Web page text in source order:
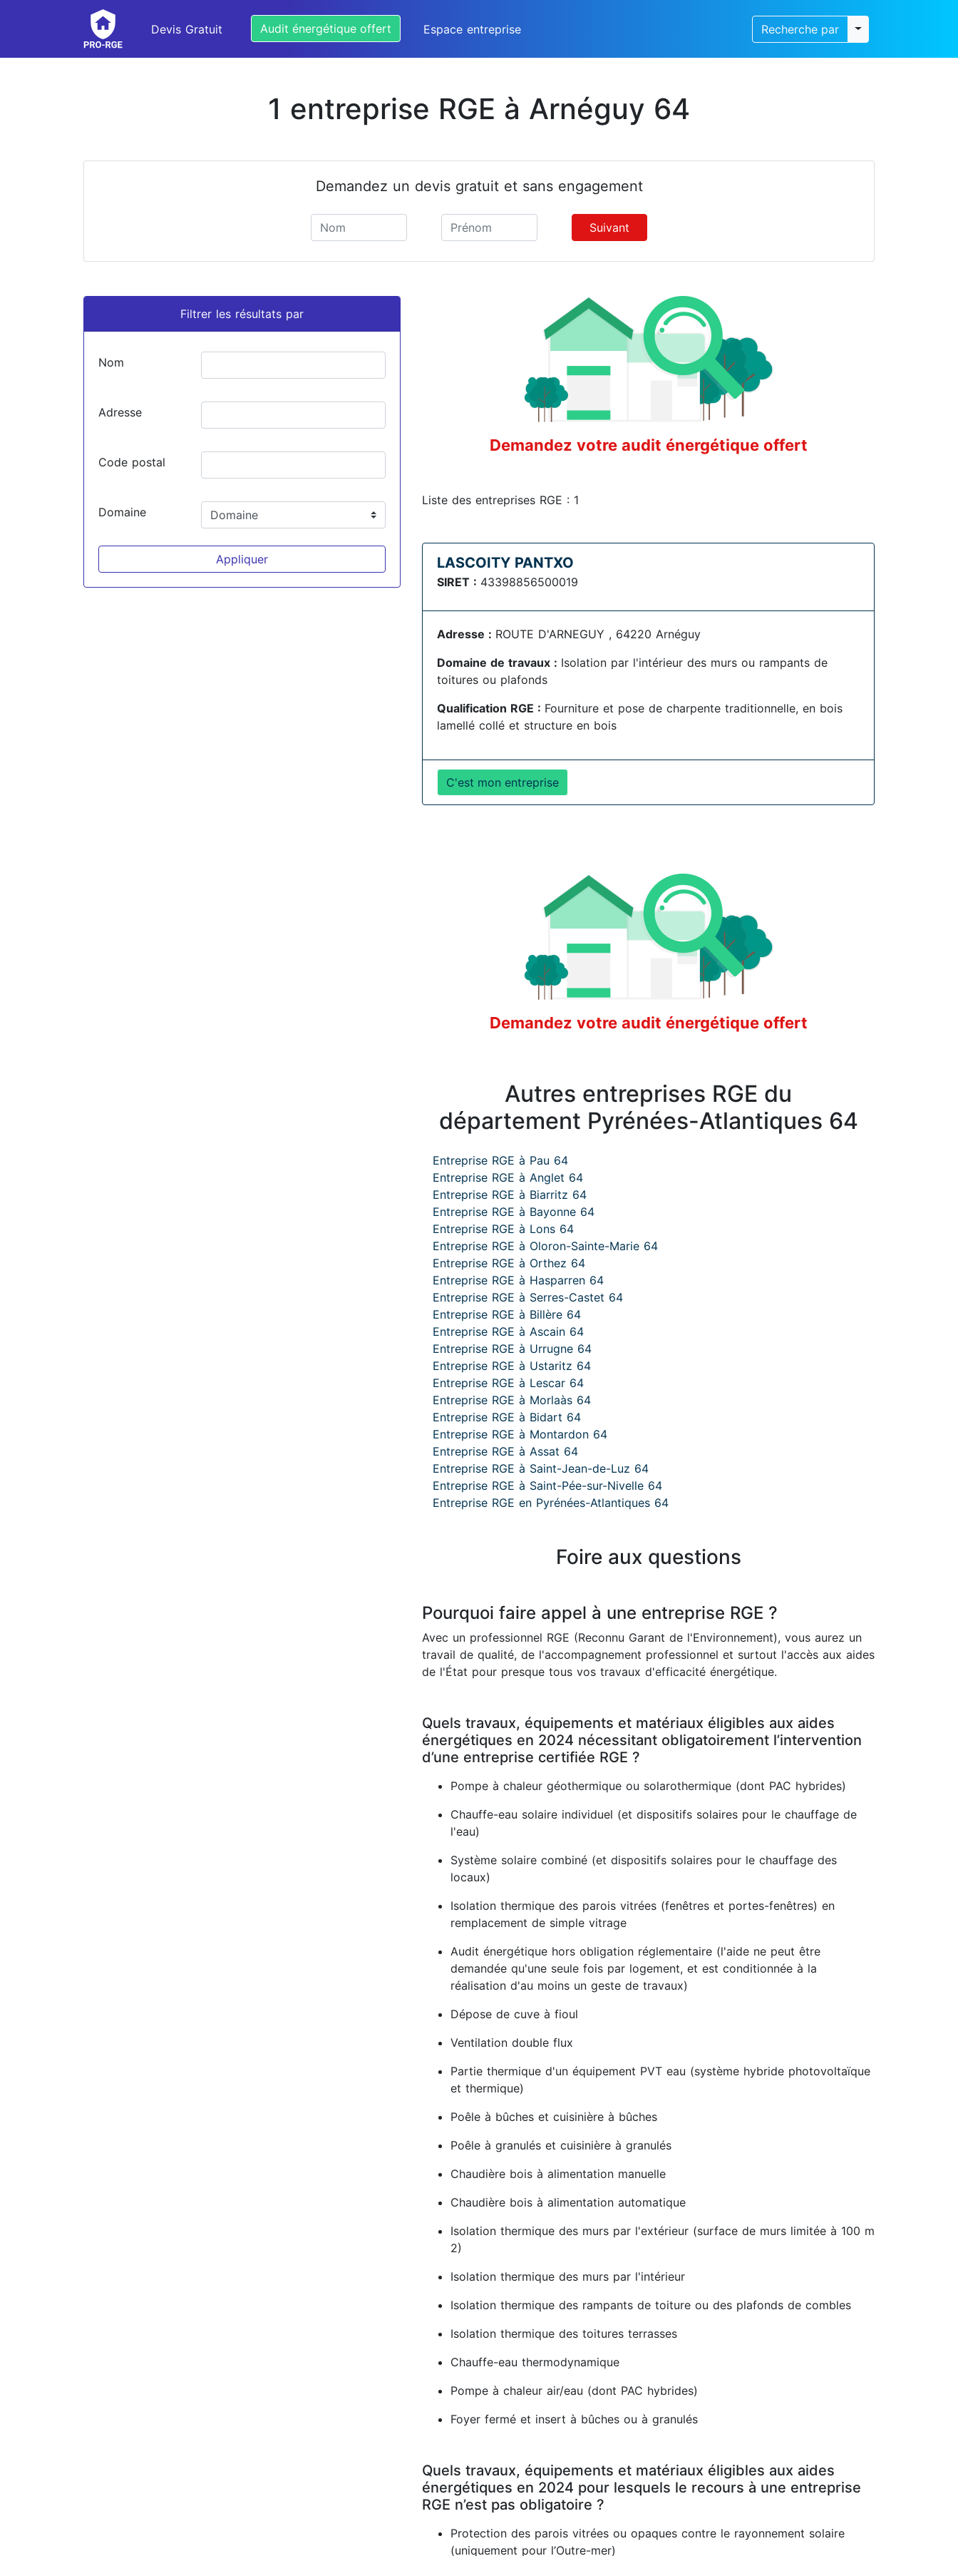
Devis Gratuit Audit énergétique offert Espace entreprise Recherche par Toggle dropdown
1 entreprise RGE à Arnéguy 64
Demandez un devis gratuit et sans engagement
Suivant
Filtrer les résultats par
Nom
Adresse
Code postal
Domaine
Appliquer
Demandez votre audit énergétique offert
Liste des entreprises RGE : 1
LASCOITY PANTXO
SIRET : 43398856500019
Adresse : ROUTE D'ARNEGUY , 64220 Arnéguy
Domaine de travaux : Isolation par l'intérieur des murs ou rampants de
toitures ou plafonds
Qualification RGE : Fourniture et pose de charpente traditionnelle, en bois
lamellé collé et structure en bois
C'est mon entreprise
Demandez votre audit énergétique offert
Autres entreprises RGE du
département Pyrénées-Atlantiques 64
Entreprise RGE à Pau 64
Entreprise RGE à Anglet 64
Entreprise RGE à Biarritz 64
Entreprise RGE à Bayonne 64
Entreprise RGE à Lons 64
Entreprise RGE à Oloron-Sainte-Marie 64
Entreprise RGE à Orthez 64
Entreprise RGE à Hasparren 64
Entreprise RGE à Serres-Castet 64
Entreprise RGE à Billère 64
Entreprise RGE à Ascain 64
Entreprise RGE à Urrugne 64
Entreprise RGE à Ustaritz 64
Entreprise RGE à Lescar 64
Entreprise RGE à Morlaàs 64
Entreprise RGE à Bidart 64
Entreprise RGE à Montardon 64
Entreprise RGE à Assat 64
Entreprise RGE à Saint-Jean-de-Luz 64
Entreprise RGE à Saint-Pée-sur-Nivelle 64
Entreprise RGE en Pyrénées-Atlantiques 64
Foire aux questions
Pourquoi faire appel à une entreprise RGE ?
Avec un professionnel RGE (Reconnu Garant de l'Environnement), vous aurez un
travail de qualité, de l'accompagnement professionnel et surtout l'accès aux aides
de l'État pour presque tous vos travaux d'efficacité énergétique.
Quels travaux, équipements et matériaux éligibles aux aides
énergétiques en 2024 nécessitant obligatoirement l’intervention
d’une entreprise certifiée RGE ?
Pompe à chaleur géothermique ou solarothermique (dont PAC hybrides)
Chauffe-eau solaire individuel (et dispositifs solaires pour le chauffage de
l'eau)
Système solaire combiné (et dispositifs solaires pour le chauffage des
locaux)
Isolation thermique des parois vitrées (fenêtres et portes-fenêtres) en
remplacement de simple vitrage
Audit énergétique hors obligation réglementaire (l'aide ne peut être
demandée qu'une seule fois par logement, et est conditionnée à la
réalisation d'au moins un geste de travaux)
Dépose de cuve à fioul
Ventilation double flux
Partie thermique d'un équipement PVT eau (système hybride photovoltaïque
et thermique)
Poêle à bûches et cuisinière à bûches
Poêle à granulés et cuisinière à granulés
Chaudière bois à alimentation manuelle
Chaudière bois à alimentation automatique
Isolation thermique des murs par l'extérieur (surface de murs limitée à 100 m
2)
Isolation thermique des murs par l'intérieur
Isolation thermique des rampants de toiture ou des plafonds de combles
Isolation thermique des toitures terrasses
Chauffe-eau thermodynamique
Pompe à chaleur air/eau (dont PAC hybrides)
Foyer fermé et insert à bûches ou à granulés
Quels travaux, équipements et matériaux éligibles aux aides
énergétiques en 2024 pour lesquels le recours à une entreprise
RGE n’est pas obligatoire ?
Protection des parois vitrées ou opaques contre le rayonnement solaire
(uniquement pour l’Outre-mer)